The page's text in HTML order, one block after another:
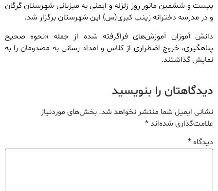
بیست و ششمین مانور روز زلزله و ایمنی به میزبانی شهرستان گرگان
و در مدرسه دخترانه زینب کبری(س) این شهرستان برگزار شد.
دانش آموزان آموزش‌های فراگرفته شده از جمله «نحوه صحیح
پناهگیری، خروج اضطراری از کلاس و امداد رسانی به مصدومان را به
نمایش گذاشتند.
دیدگاهتان را بنویسید
نشانی ایمیل شما منتشر نخواهد شد. بخش‌های موردنیاز
علامت‌گذاری شده‌اند*
دیدگاه*